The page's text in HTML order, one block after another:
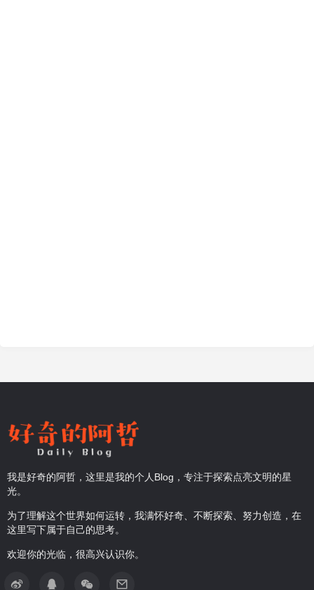
我是好奇的阿哲，这里是我的个人Blog，专注于探索点亮文明的星
光。
为了理解这个世界如何运转，我满怀好奇、不断探索、努力创造，在
这里写下属于自己的思考。
欢迎你的光临，很高兴认识你。